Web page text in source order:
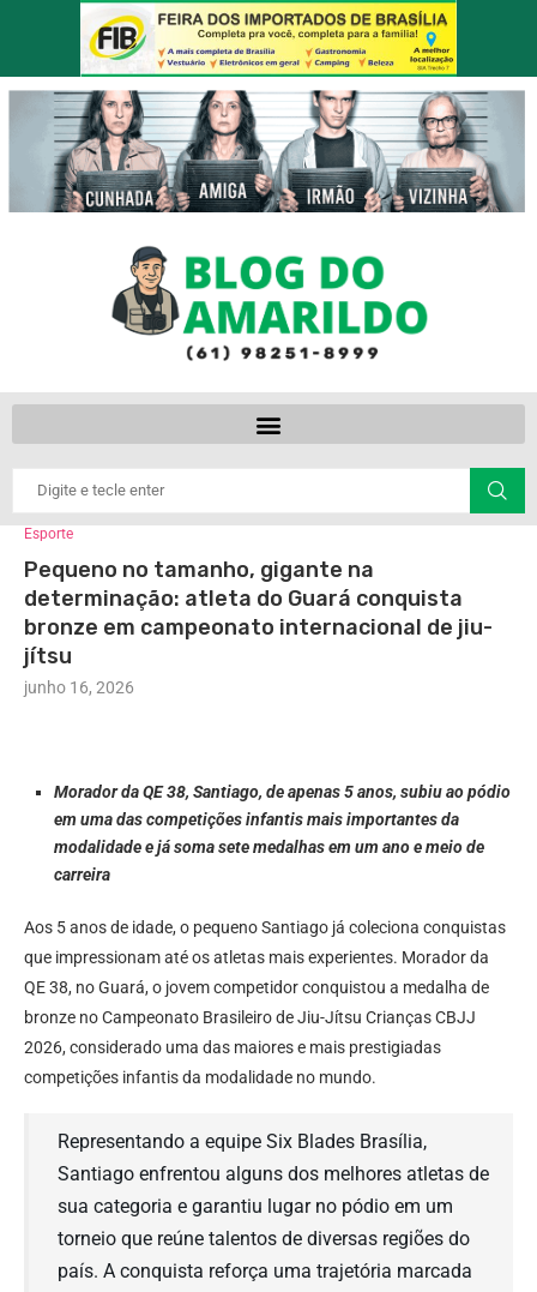
Esporte
Pequeno no tamanho, gigante na
determinação: atleta do Guará conquista
bronze em campeonato internacional de jiu-
jítsu
junho 16, 2026
Morador da QE 38, Santiago, de apenas 5 anos, subiu ao pódio
em uma das competições infantis mais importantes da
modalidade e já soma sete medalhas em um ano e meio de
carreira
Aos 5 anos de idade, o pequeno Santiago já coleciona conquistas
que impressionam até os atletas mais experientes. Morador da
QE 38, no Guará, o jovem competidor conquistou a medalha de
bronze no Campeonato Brasileiro de Jiu-Jítsu Crianças CBJJ
2026, considerado uma das maiores e mais prestigiadas
competições infantis da modalidade no mundo.
Representando a equipe Six Blades Brasília,
Santiago enfrentou alguns dos melhores atletas de
sua categoria e garantiu lugar no pódio em um
torneio que reúne talentos de diversas regiões do
país. A conquista reforça uma trajetória marcada